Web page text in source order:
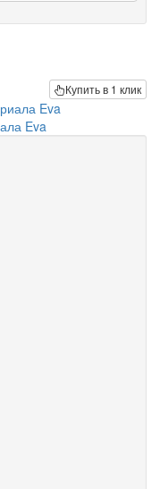
Купить в 1 клик
Eva